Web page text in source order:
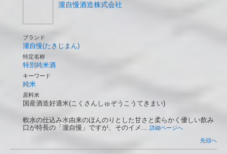
瀧自慢酒造株式会社
ブランド
瀧自慢(たきじまん)
特定名称
特別純米酒
キーワード
純米
原料米
国産酒造好適米(こくさんしゅぞうこうてきまい)
軟水の仕込み水由来のほんのりとした甘さと柔らかく優しい飲み
口が特長の「瀧自慢」ですが、そのイメ... 詳細ページへ
先頭へ